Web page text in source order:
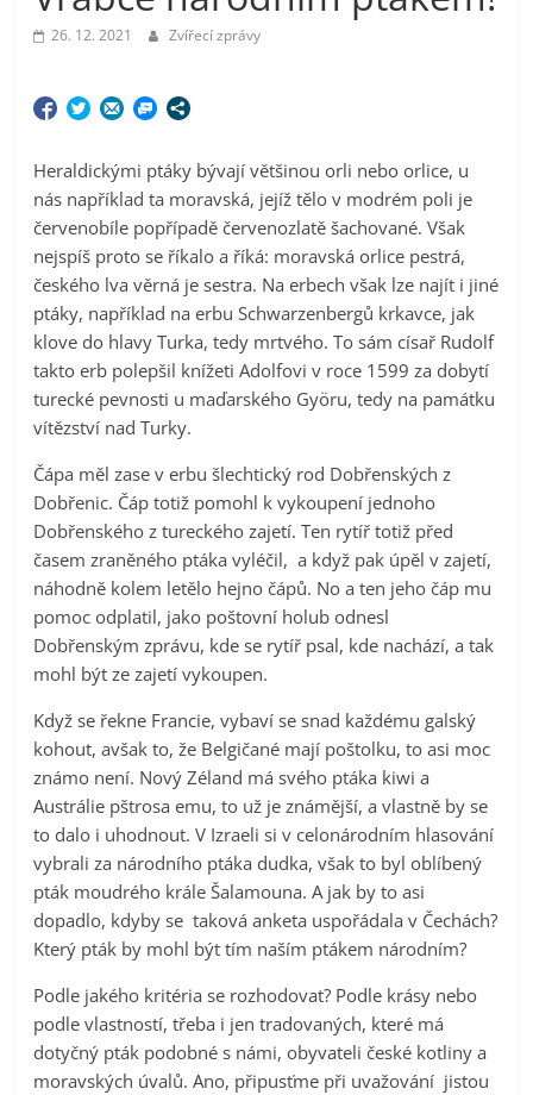
26. 12. 2021 Zvířecí zprávy
Heraldickými ptáky bývají většinou orli nebo orlice, u
nás například ta moravská, jejíž tělo v modrém poli je
červenobíle popřípadě červenozlatě šachované. Však
nejspíš proto se říkalo a říká: moravská orlice pestrá,
českého lva věrná je sestra. Na erbech však lze najít i jiné
ptáky, například na erbu Schwarzenbergů krkavce, jak
klove do hlavy Turka, tedy mrtvého. To sám císař Rudolf
takto erb polepšil knížeti Adolfovi v roce 1599 za dobytí
turecké pevnosti u maďarského Györu, tedy na památku
vítězství nad Turky.
Čápa měl zase v erbu šlechtický rod Dobřenských z
Dobřenic. Čáp totiž pomohl k vykoupení jednoho
Dobřenského z tureckého zajetí. Ten rytíř totiž před
časem zraněného ptáka vyléčil, a když pak úpěl v zajetí,
náhodně kolem letělo hejno čápů. No a ten jeho čáp mu
pomoc odplatil, jako poštovní holub odnesl
Dobřenským zprávu, kde se rytíř psal, kde nachází, a tak
mohl být ze zajetí vykoupen.
Když se řekne Francie, vybaví se snad každému galský
kohout, avšak to, že Belgičané mají poštolku, to asi moc
známo není. Nový Zéland má svého ptáka kiwi a
Austrálie pštrosa emu, to už je známější, a vlastně by se
to dalo i uhodnout. V Izraeli si v celonárodním hlasování
vybrali za národního ptáka dudka, však to byl oblíbený
pták moudrého krále Šalamouna. A jak by to asi
dopadlo, kdyby se taková anketa uspořádala v Čechách?
Který pták by mohl být tím naším ptákem národním?
Podle jakého kritéria se rozhodovat? Podle krásy nebo
podle vlastností, třeba i jen tradovaných, které má
dotyčný pták podobné s námi, obyvateli české kotliny a
moravských úvalů. Ano, připusťme při uvažování jistou